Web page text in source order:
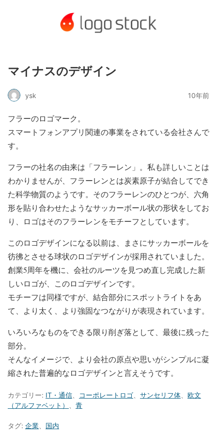
マイナスのデザイン
ysk 10年前
フラーのロゴマーク。
スマートフォンアプリ関連の事業をされている会社さんで
す。
フラーの社名の由来は「フラーレン」。私も詳しいことは
わかりませんが、フラーレンとは炭素原子が結合してでき
た科学物質のようです。そのフラーレンのひとつが、六角
形を貼り合わせたようなサッカーボール状の形状をしてお
り、ロゴはそのフラーレンをモチーフとしています。
このロゴデザインになる以前は、まさにサッカーボールを
彷彿とさせる球状のロゴデザインが採用されていました。
創業5周年を機に、会社のルーツを見つめ直し完成した新
しいロゴが、このロゴデザインです。
モチーフは同様ですが、結合部分にスポットライトをあ
て、より太く、より強固なつながりが表現されています。
いろいろなものをできる限り削ぎ落として、最後に残った
部分。
そんなイメージで、より会社の原点や思いがシンプルに凝
縮された普遍的なロゴデザインと言えそうです。
カテゴリー: IT・通信 コーポレートロゴ サンセリフ体
欧文
（アルファベット）
青
タグ: 企業 国内